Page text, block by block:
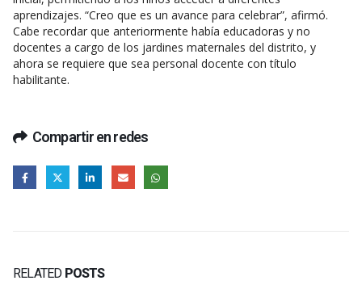
aprendizajes. “Creo que es un avance para celebrar”, afirmó.
Cabe recordar que anteriormente había educadoras y no
docentes a cargo de los jardines maternales del distrito, y
ahora se requiere que sea personal docente con título
habilitante.
Compartir en redes
RELATED POSTS